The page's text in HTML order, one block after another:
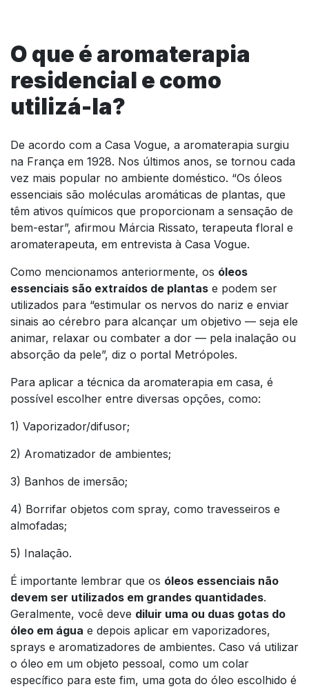
O que é aromaterapia
residencial e como
utilizá-la?
De acordo com a Casa Vogue, a aromaterapia surgiu
na França em 1928. Nos últimos anos, se tornou cada
vez mais popular no ambiente doméstico. “Os óleos
essenciais são moléculas aromáticas de plantas, que
têm ativos químicos que proporcionam a sensação de
bem-estar”, afirmou Márcia Rissato, terapeuta floral e
aromaterapeuta, em entrevista à Casa Vogue.
Como mencionamos anteriormente, os óleos
essenciais são extraídos de plantas e podem ser
utilizados para “estimular os nervos do nariz e enviar
sinais ao cérebro para alcançar um objetivo — seja ele
animar, relaxar ou combater a dor — pela inalação ou
absorção da pele”, diz o portal Metrópoles.
Para aplicar a técnica da aromaterapia em casa, é
possível escolher entre diversas opções, como:
1) Vaporizador/difusor;
2) Aromatizador de ambientes;
3) Banhos de imersão;
4) Borrifar objetos com spray, como travesseiros e
almofadas;
5) Inalação.
É importante lembrar que os óleos essenciais não
devem ser utilizados em grandes quantidades.
Geralmente, você deve diluir uma ou duas gotas do
óleo em água e depois aplicar em vaporizadores,
sprays e aromatizadores de ambientes. Caso vá utilizar
o óleo em um objeto pessoal, como um colar
específico para este fim, uma gota do óleo escolhido é